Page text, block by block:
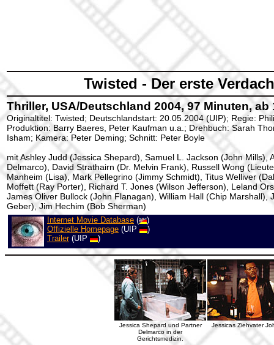
Twisted - Der erste
Thriller, USA/Deutschland 2004, 97 Minuten, ab
Originaltitel: Twisted; Deutschlandstart: 20.05.2004 (UIP); Regie:
Produktion: Barry Baeres, Peter Kaufman u.a.; Drehbuch: Sarah
Isham; Kamera: Peter Deming; Schnitt: Peter Boyle
mit Ashley Judd (Jessica Shepard), Samuel L. Jackson (John Mills),
Delmarco), David Strathairn (Dr. Melvin Frank), Russell Wong
Manheim (Lisa), Mark Pellegrino (Jimmy Schmidt), Titus Welliver
Moffett (Ray Porter), Richard T. Jones (Wilson Jefferson), Leland
James Oliver Bullock (John Flanagan), William Hall (Chip Marshall),
Geber), Jim Hechim (Bob Sherman)
Internet Movie Database (
)
Offizielle Homepage (UIP
)
Trailer(UIP )
Jessica Shepard und Partner
Delmarco in der
Gerichtsmedizin.
Jessicas Ziehvater